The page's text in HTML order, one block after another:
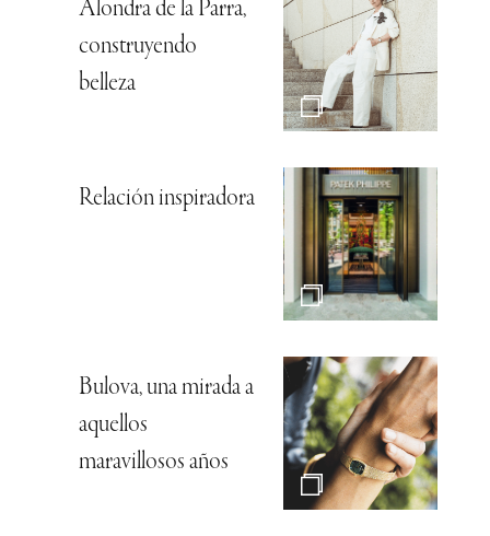
Alondra de la Parra,
construyendo
belleza
Relación inspiradora
Bulova, una mirada a
aquellos
maravillosos años